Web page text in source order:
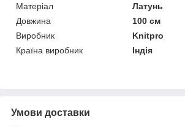
Матеріал
Латунь
Довжина
100 см
Виробник
Knitpro
Країна виробник
Індія
Умови доставки